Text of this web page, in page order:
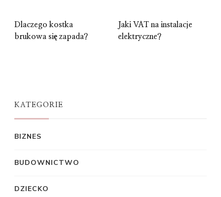
Dlaczego kostka
brukowa się zapada?
Jaki VAT na instalacje
elektryczne?
KATEGORIE
BIZNES
BUDOWNICTWO
DZIECKO